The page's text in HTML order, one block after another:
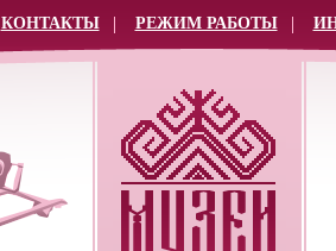
КОНТАКТЫ РЕЖИМ РАБОТЫ